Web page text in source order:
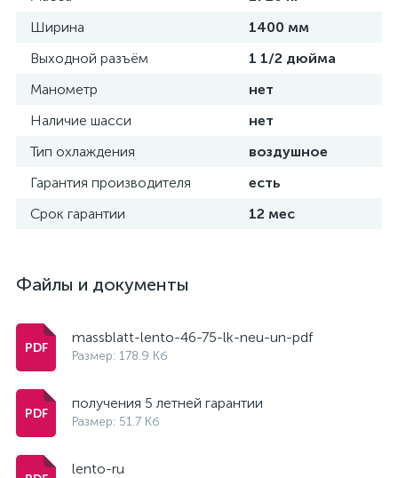
Ширина
1400 мм
Выходной разъём
1 1/2 дюйма
Манометр
нет
Наличие шасси
нет
Тип охлаждения
воздушное
Гарантия производителя
есть
Срок гарантии
12 мес
Файлы и документы
massblatt-lento-46-75-lk-neu-un-pdf
Размер: 178.9 Кб
получения 5 летней гарантии
Размер: 51.7 Кб
lento-ru